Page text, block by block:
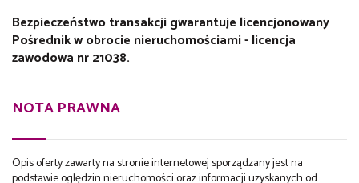
Bezpieczeństwo transakcji gwarantuje licencjonowany
Pośrednik w obrocie nieruchomościami - licencja
zawodowa nr 21038.
NOTA PRAWNA
Opis oferty zawarty na stronie internetowej sporządzany jest na
podstawie oględzin nieruchomości oraz informacji uzyskanych od